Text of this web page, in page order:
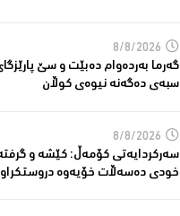
8/8/2026
گەرما بەردەوام دەبێت و سێ
سبەی دەگەنە نیوەی كوڵان
8/8/2026
سەركردایەتی كۆمەڵ: كێشە و
خودی دەسەڵات خۆیەوە